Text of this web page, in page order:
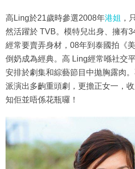
高Ling於21歲時參選2008年港姐 ，
然活躍於 TVB。模特兒出身、擁有
經常要賣弄身材，08年到泰國拍《
倒奶成為經典。高 Ling經常喺社交
安排於劇集和綜藝節目中拋胸露肉
派演出多齣重頭劇，更擔正女一，
知佢並唔係花瓶囉！